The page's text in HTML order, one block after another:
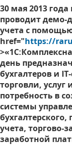
30 мая 2013
проводит демо-
учета с
href="https://
день
бухгалтеров и
торговли,
потребность в
системы
учета, торгово-
заработной